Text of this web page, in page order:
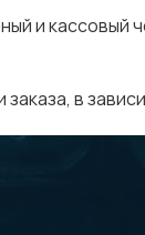
и кассовый
в